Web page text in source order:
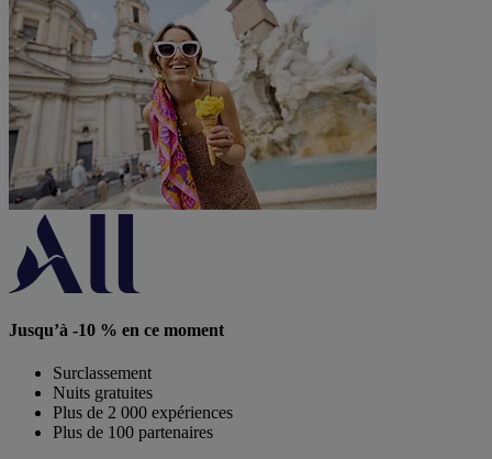
Jusqu’à -10 % en ce moment
Surclassement
Nuits gratuites
Plus de 2 000 expériences
Plus de 100 partenaires